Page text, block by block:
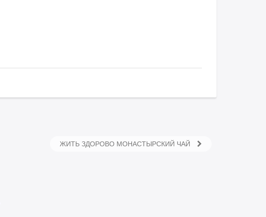
ЖИТЬ ЗДОРОВО МОНАСТЫРСКИЙ ЧАЙ